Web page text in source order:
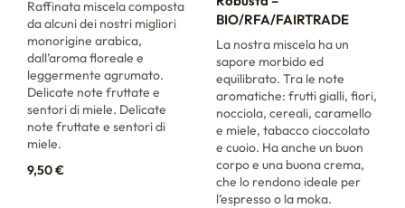
Raffinata miscela composta
da alcuni dei nostri migliori
monorigine arabica,
dall’aroma floreale e
leggermente agrumato.
Delicate note fruttate e
sentori di miele. Delicate
note fruttate e sentori di
miele.
9,50€
BIO/RFA/FAIRTRADE
La nostra miscela ha un
sapore morbido ed
equilibrato. Tra le note
aromatiche: frutti gialli, fiori,
nocciola, cereali, caramello
e miele, tabacco cioccolato
e cuoio. Ha anche un buon
corpo e una buona crema,
che lo rendono ideale per
l’espresso o la moka.